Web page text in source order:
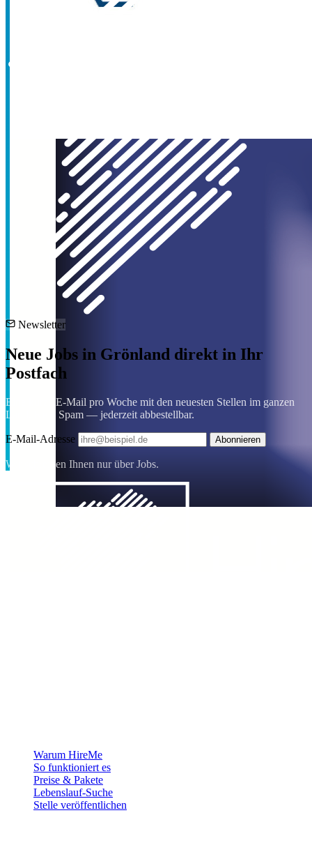
Newsletter
Neue Jobs in Grönland direkt in Ihr
Postfach
Eine kurze E-Mail pro Woche mit den neuesten Stellen im ganzen
Land. Kein Spam — jederzeit abbestellbar.
E-Mail-Adresse Abonnieren
Wir schreiben Ihnen nur über Jobs.
Warum HireMe
So funktioniert es
Preise & Pakete
Lebenslauf-Suche
Stelle veröffentlichen